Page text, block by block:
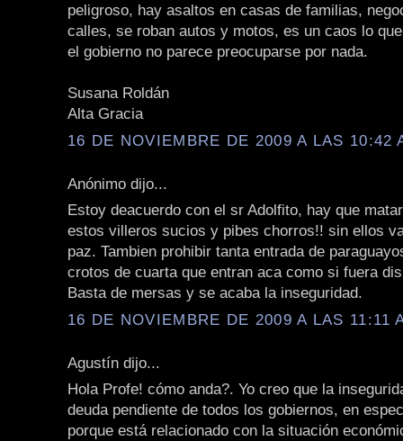
peligroso, hay asaltos en casas de familias,
calles, se roban autos y motos, es un caos lo
el gobierno no parece preocuparse por nada.
Susana Roldán
Alta Gracia
16 DE NOVIEMBRE DE 2009 A LAS 10:42
Anónimo dijo...
Estoy deacuerdo con el sr Adolfito, hay que
estos villeros sucios y pibes chorros!! sin ellos
paz. Tambien prohibir tanta entrada de
crotos de cuarta que entran aca como si fuera
Basta de mersas y se acaba la inseguridad.
16 DE NOVIEMBRE DE 2009 A LAS 11:11
Agustín dijo...
Hola Profe! cómo anda?. Yo creo que la
deuda pendiente de todos los gobiernos, en
porque está relacionado con la situación